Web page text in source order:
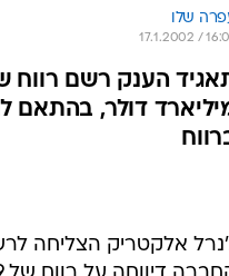
שלו
17.1.2002 /